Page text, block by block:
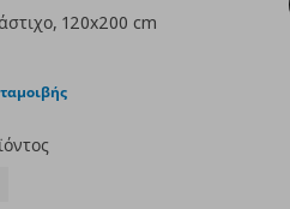
120x200 cm
τιμή